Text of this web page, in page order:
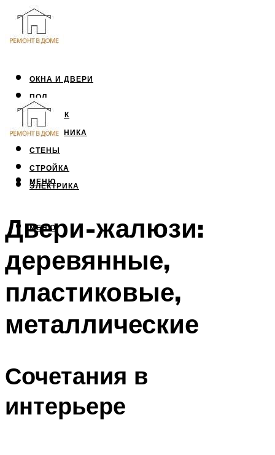
ОКНА И ДВЕРИ
ПОЛ
ПОТОЛОК
САНТЕХНИКА
СТЕНЫ
СТРОЙКА
ЭЛЕКТРИКА
МЕНЮ
МЕНЮ
Двери-жалюзи:
деревянные,
пластиковые,
металлические
Сочетания в
интерьере